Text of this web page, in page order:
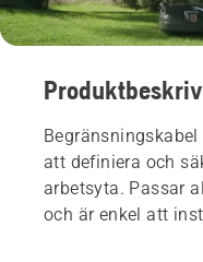
att definiera och
arbetsyta. Passar
och är enkel att